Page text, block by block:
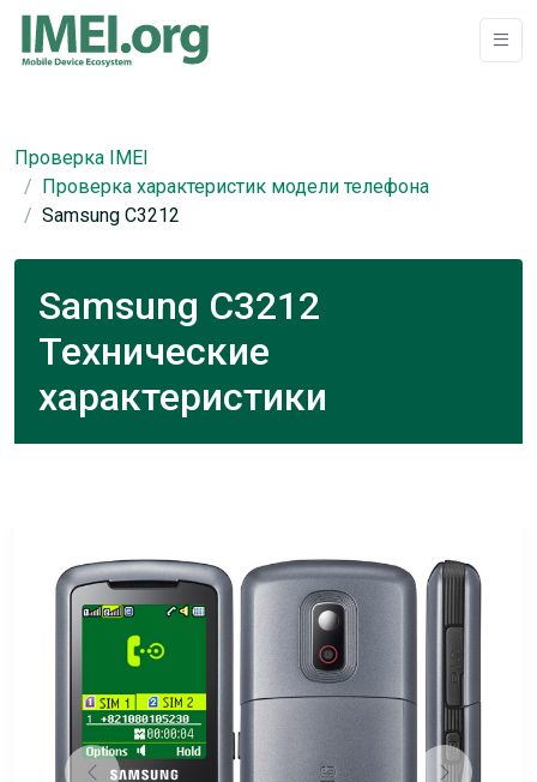
Проверка IMEI
Проверка характеристик модели телефона
Samsung C3212
Samsung C3212
Технические
характеристики